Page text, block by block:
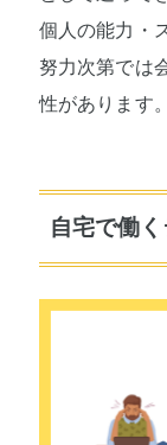
個人の能力・
努力次第では
性があります。
自宅で働